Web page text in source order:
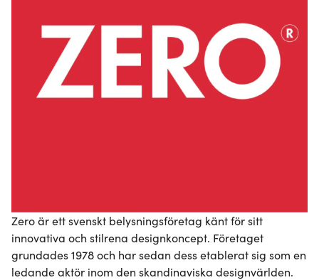
Zero är ett svenskt belysningsföretag känt för sitt
innovativa och stilrena designkoncept. Företaget
grundades 1978 och har sedan dess etablerat sig som en
ledande aktör inom den skandinaviska designvärlden.